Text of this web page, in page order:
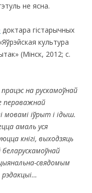
не ясна.
доктара гістарычных
культура
(Мінск, 2012; с.
на рускамоўнай
пераважнай
мовамі іўрыт і ідыш.
амаль уся
кнігі, выходзяць
свядомым